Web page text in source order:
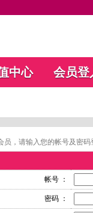
中心 会员登
员，请输入您的帐号及密
帐号 ：
密码 ：